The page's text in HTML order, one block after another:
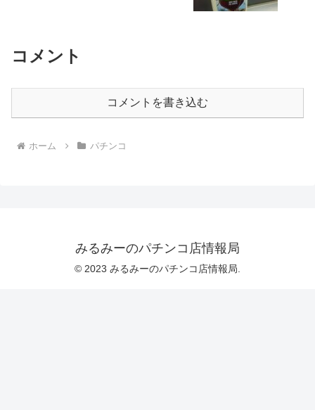
コメント
コメントを書き込む
ホーム パチンコ
みるみーのパチンコ店情報局
© 2023 みるみーのパチンコ店情報局.